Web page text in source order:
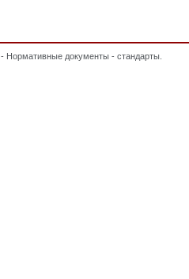
- Нормативные документы - стандарты.